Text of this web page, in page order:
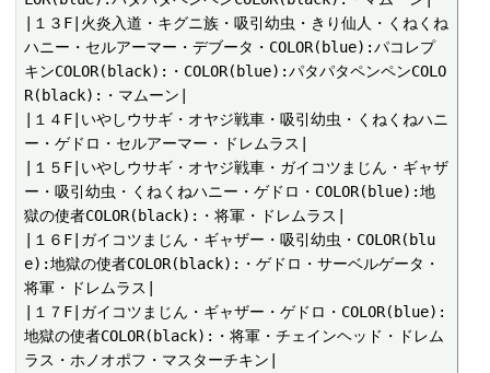
|１３F|火炎入道・キグニ族・吸引幼虫・きり仙人・くねくね
ハニー・セルアーマー・デブータ・COLOR(blue):パコレプ
キンCOLOR(black):・COLOR(blue):パタパタペンペンCOLO
R(black):・マムーン|
|１４F|いやしウサギ・オヤジ戦車・吸引幼虫・くねくねハニ
ー・ゲドロ・セルアーマー・ドレムラス|
|１５F|いやしウサギ・オヤジ戦車・ガイコツまじん・ギャザ
ー・吸引幼虫・くねくねハニー・ゲドロ・COLOR(blue):地
獄の使者COLOR(black):・将軍・ドレムラス|
|１６F|ガイコツまじん・ギャザー・吸引幼虫・COLOR(blu
e):地獄の使者COLOR(black):・ゲドロ・サーベルゲータ・
将軍・ドレムラス|
|１７F|ガイコツまじん・ギャザー・ゲドロ・COLOR(blue):
地獄の使者COLOR(black):・将軍・チェインヘッド・ドレム
ラス・ホノオポフ・マスターチキン|